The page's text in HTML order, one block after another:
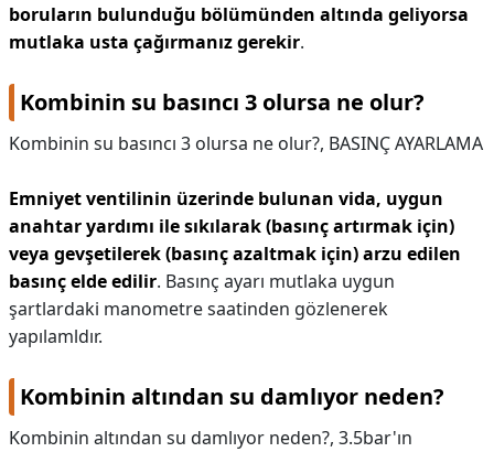
boruların bulunduğu bölümünden altında geliyorsa
mutlaka usta çağırmanız gerekir.
Kombinin su basıncı 3 olursa ne olur?
Kombinin su basıncı 3 olursa ne olur?, BASINÇ AYARLAMA
Emniyet ventilinin üzerinde bulunan vida, uygun
anahtar yardımı ile sıkılarak (basınç artırmak için)
veya gevşetilerek (basınç azaltmak için) arzu edilen
basınç elde edilir. Basınç ayarı mutlaka uygun
şartlardaki manometre saatinden gözlenerek
yapılamldır.
Kombinin altından su damlıyor neden?
Kombinin altından su damlıyor neden?, 3.5bar'ın